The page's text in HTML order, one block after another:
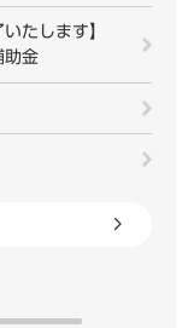
たします】
助金